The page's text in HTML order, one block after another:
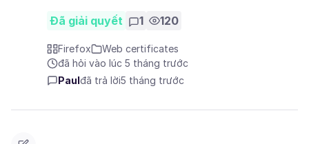
Đã giải quyết 1 120
Firefox
Web certificates
đã hỏi vào lúc 5 tháng trước
Paul đã trả lời5 tháng trước